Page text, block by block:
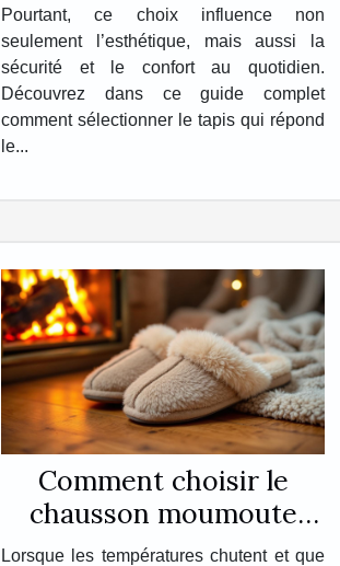
Pourtant, ce choix influence non
seulement l’esthétique, mais aussi la
sécurité et le confort au quotidien.
Découvrez dans ce guide complet
comment sélectionner le tapis qui répond
le...
Comment choisir le
chausson moumoute
idéal pour l'hiver ?
Lorsque les températures chutent et que